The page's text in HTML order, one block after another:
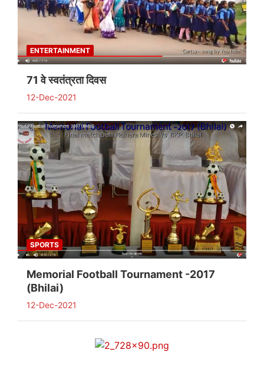
ENTERTAINMENT
71 वे स्वतंत्रता दिवस
12-Dec-2021
SPORTS
Memorial Football Tournament -2017
(Bhilai)
12-Dec-2021